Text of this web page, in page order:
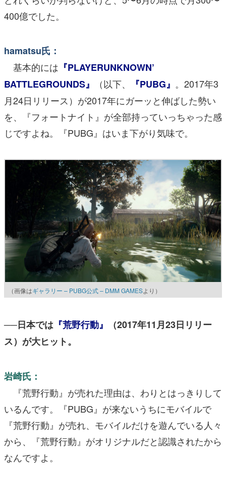
400億でした。
hamatsu氏：
基本的には 『PLAYERUNKNOWN’
BATTLEGROUNDS』
（以下、 『PUBG』 。2017年3
月24日リリース）が2017年にガーッと伸ばした勢い
を、『フォートナイト』が全部持っていっちゃった感
じですよね。『PUBG』はいま下がり気味で。
（画像はギャラリー – PUBG公式 – DMM GAMESより）
──日本では 『荒野行動』
（2017年11月23日リリー
ス）が大ヒット。
岩崎氏：
『荒野行動』が売れた理由は、わりとはっきりして
いるんです。『PUBG』が来ないうちにモバイルで
『荒野行動』が売れ、モバイルだけを遊んでいる人々
から、『荒野行動』がオリジナルだと認識されたから
なんですよ。